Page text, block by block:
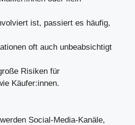
ist, passiert es häufig,
oft auch unbeabsichtigt
Risiken für
Käufer:innen.
Social-Media-Kanäle,